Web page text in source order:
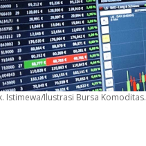
Istimewa/Ilustrasi Bursa Komoditas.